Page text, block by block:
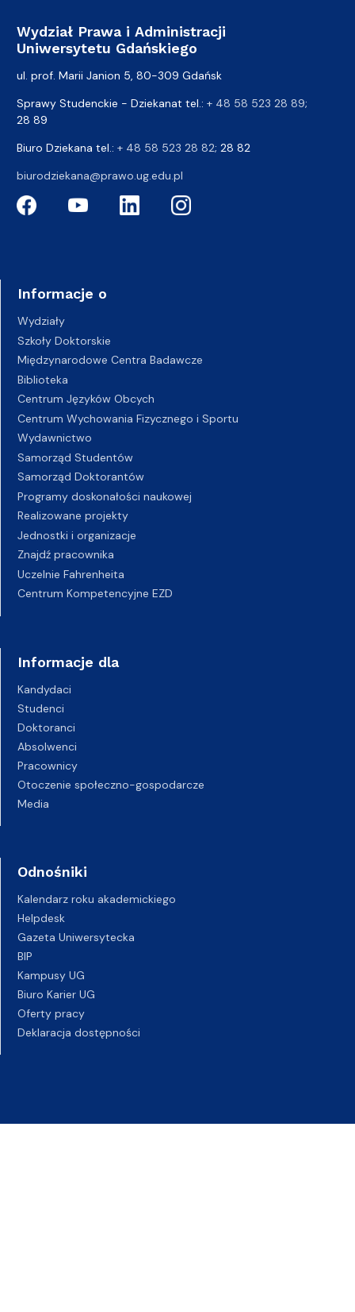
Wydział Prawa i Administracji
Uniwersytetu Gdańskiego
ul. prof. Marii Janion 5, 80-309 Gdańsk
Sprawy Studenckie - Dziekanat tel.: + 48 58 523 28 89;
28 89
Biuro Dziekana tel.: + 48 58 523 28 82; 28 82
biurodziekana@prawo.ug.edu.pl
Informacje o
Wydziały
Szkoły Doktorskie
Międzynarodowe Centra Badawcze
Biblioteka
Centrum Języków Obcych
Centrum Wychowania Fizycznego i Sportu
Wydawnictwo
Samorząd Studentów
Samorząd Doktorantów
Programy doskonałości naukowej
Realizowane projekty
Jednostki i organizacje
Znajdź pracownika
Uczelnie Fahrenheita
Centrum Kompetencyjne EZD
Informacje dla
Kandydaci
Studenci
Doktoranci
Absolwenci
Pracownicy
Otoczenie społeczno-gospodarcze
Media
Odnośniki
Kalendarz roku akademickiego
Helpdesk
Gazeta Uniwersytecka
BIP
Kampusy UG
Biuro Karier UG
Oferty pracy
Deklaracja dostępności